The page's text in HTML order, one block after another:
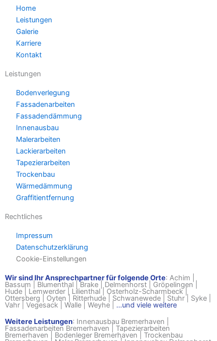
Home
Leistungen
Galerie
Karriere
Kontakt
Leistungen
Bodenverlegung
Fassadenarbeiten
Fassadendämmung
Innenausbau
Malerarbeiten
Lackierarbeiten
Tapezierarbeiten
Trockenbau
Wärmedämmung
Graffitientfernung
Rechtliches
Impressum
Datenschutzerklärung
Cookie-Einstellungen
Wir sind Ihr Ansprechpartner für folgende Orte: Achim
Bassum Blumenthal |Brake Delmenhorst Gröpelingen|
Hude Lemwerder Lilienthal| Osterholz-Scharmbeck|
Ottersberg Oyten | Ritterhude Schwanewede Stuhr| Syke
Vahr Vegesack Walle Weyhe
...und viele weitere
Weitere Leistungen: Innenausbau Bremerhaven
Fassadenarbeiten Bremerhaven Tapezierarbeiten
Bremerhaven Bodenleger Bremerhaven Trockenbau